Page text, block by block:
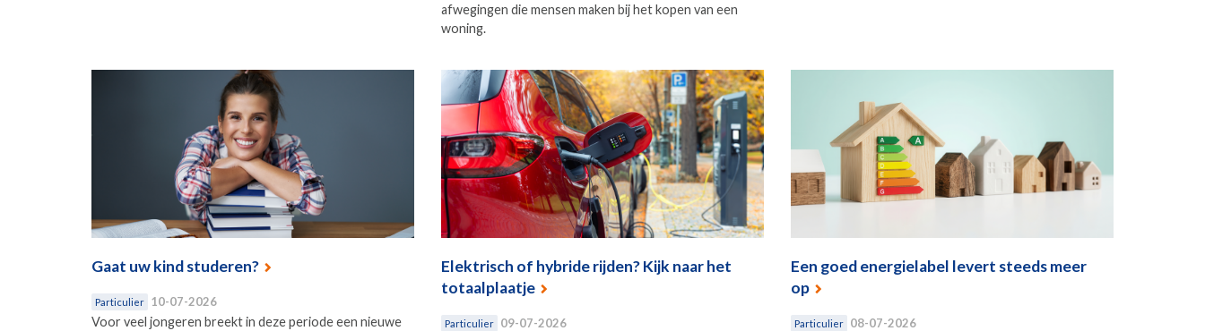
afwegingen die mensen maken bij het kopen van een
woning.
Gaat uw kind studeren?
Particulier 10-07-2026
Voor veel jongeren breekt in deze periode een nieuwe
Elektrisch of hybride rijden? Kijk naar het
totaalplaatje
Particulier 09-07-2026
Een goed energielabel levert steeds meer
op
Particulier 08-07-2026